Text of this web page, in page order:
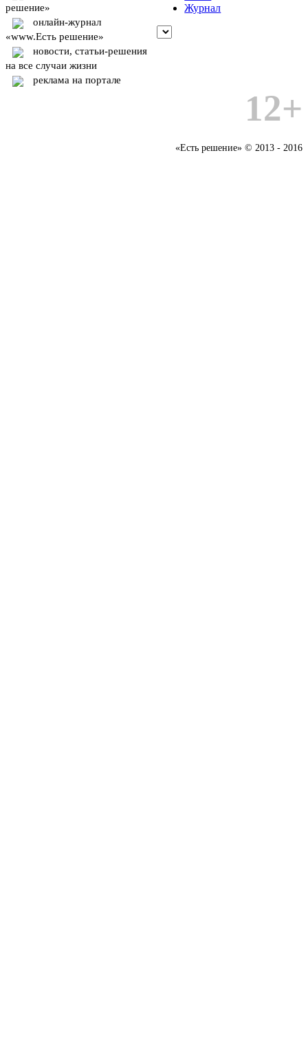
решение»
онлайн-журнал
«www.Есть решение»
новости, статьи-решения
на все случаи жизни
реклама на портале
Журнал
12+
«Есть решение» © 2013 - 2016